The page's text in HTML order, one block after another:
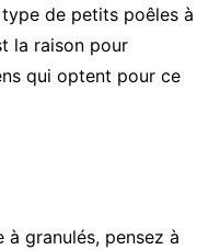
de petits poêles à
la raison pour
qui optent pour ce
à granulés, pensez à